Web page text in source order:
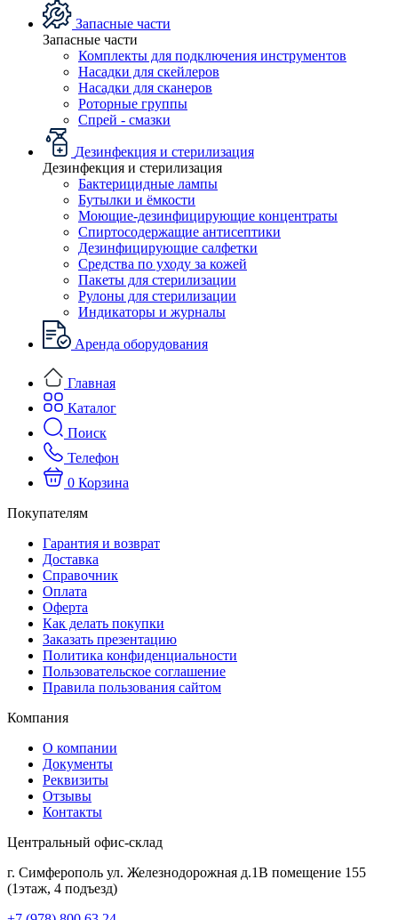
Запасные части
Запасные части
Комплекты для подключения инструментов
Насадки для скейлеров
Насадки для сканеров
Роторные группы
Спрей - смазки
Дезинфекция и стерилизация
Дезинфекция и стерилизация
Бактерицидные лампы
Бутылки и ёмкости
Моющие-дезинфицирующие концентраты
Спиртосодержащие антисептики
Дезинфицирующие салфетки
Средства по уходу за кожей
Пакеты для стерилизации
Рулоны для стерилизации
Индикаторы и журналы
Аренда оборудования
Главная
Каталог
Поиск
Телефон
0 Корзина
Покупателям
Гарантия и возврат
Доставка
Справочник
Оплата
Оферта
Как делать покупки
Заказать презентацию
Политика конфиденциальности
Пользовательское соглашение
Правила пользования сайтом
Компания
О компании
Документы
Реквизиты
Отзывы
Контакты
Центральный офис-склад
г. Симферополь ул. Железнодорожная д.1В помещение 155
(1этаж, 4 подъезд)